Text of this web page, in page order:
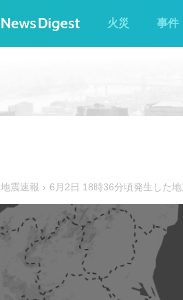
火災 事件
地震速報 6月2日 18時36分頃発生した地